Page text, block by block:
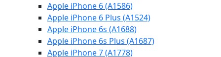
Apple iPhone 6 (A1586)
Apple iPhone 6 Plus (A1524)
Apple iPhone 6s (A1688)
Apple iPhone 6s Plus (A1687)
Apple iPhone 7 (A1778)